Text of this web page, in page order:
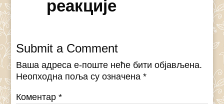
реакције
Submit a Comment
Ваша адреса е-поште неће бити објављена.
Неопходна поља су означена*
Коментар*